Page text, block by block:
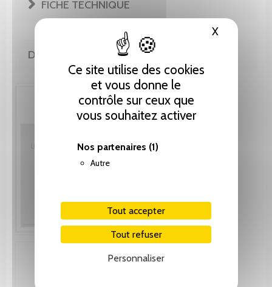
Ce site utilise des cookies
et vous donne le
contrôle sur ceux que
vous souhaitez activer
Nos partenaires (1)
Autre
Tout accepter
Tout refuser
Personnaliser
XMasquer
FICHE TECHNIQUE
DE LA MÊME COLLECTION